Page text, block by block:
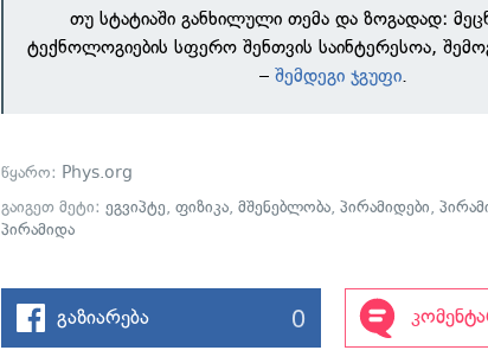
თუ სტატიაში განხილული თემა და ზოგადად:
ტექნოლოგიების სფერო შენთვის საინტერესოა,
–შემდეგი ჯგუფი.
წყარო: Phys.org
გაიგეთ მეტი:ეგვიპტე,ფიზიკა,მშენებლობა,პირამიდები,
პირამიდა
გაზიარება 0